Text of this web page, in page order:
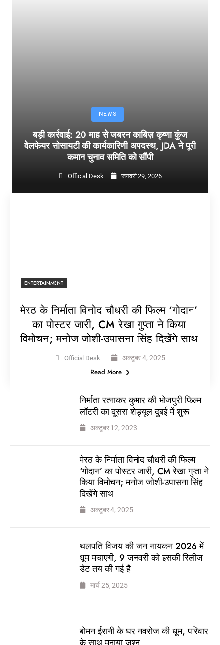
NEWS
बड़ी कार्रवाई: 20 माह से जबरन काबिज़ कृष्णा कुंज
वेलफेयर सोसायटी की कार्यकारिणी अपदस्थ, JDA ने पूरी
कमान चुनाव समिति को सौंपी
Official Desk जनवरी 29, 2026
ENTERTAINMENT
मेरठ के निर्माता विनोद चौधरी की फिल्म ‘गोदान’
का पोस्टर जारी, CM रेखा गुप्ता ने किया
विमोचन; मनोज जोशी-उपासना सिंह दिखेंगे साथ
Official Desk अक्टूबर 4, 2025
Read More
निर्माता रत्नाकर कुमार की भोजपुरी फिल्म
लॉटरी का दूसरा शेड्यूल दुबई में शुरू
अक्टूबर 12, 2023
मेरठ के निर्माता विनोद चौधरी की फिल्म
‘गोदान’ का पोस्टर जारी, CM रेखा गुप्ता ने
किया विमोचन; मनोज जोशी-उपासना सिंह
दिखेंगे साथ
अक्टूबर 4, 2025
थलपति विजय की जन नायकन 2026 में
धूम मचाएगी, 9 जनवरी को इसकी रिलीज
डेट तय की गई है
मार्च 25, 2025
बोमन ईरानी के घर नवरोज की धूम, परिवार